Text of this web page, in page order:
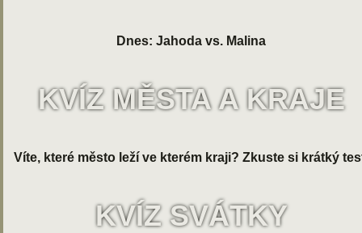
Dnes: Jahoda vs. Malina
KVÍZ MĚSTA A KRAJE
Víte, které město leží ve kterém kraji? Zkuste si krátký
KVÍZ SVÁTKY